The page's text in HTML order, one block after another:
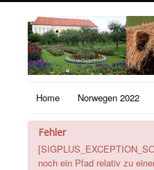
Home Norwegen 2022
Fehler
noch ein Pfad relativ zu